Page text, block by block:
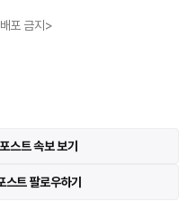
포 금지>
스트 속보 보기
트 팔로우하기